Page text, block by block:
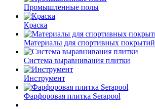
Промышленные полы
Краска
Материалы для спортивных покрытий
Система выравнивания плитки
Инструмент
Фарфоровая плитка Serapool